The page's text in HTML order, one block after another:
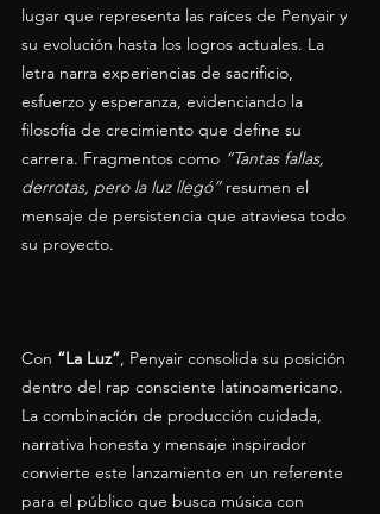
lugar que representa las raíces de Penyair y
su evolución hasta los logros actuales. La
letra narra experiencias de sacrificio,
esfuerzo y esperanza, evidenciando la
filosofía de crecimiento que define su
carrera. Fragmentos como “Tantas fallas,
derrotas, pero la luz llegó” resumen el
mensaje de persistencia que atraviesa todo
su proyecto.
Con “La Luz”, Penyair consolida su posición
dentro del rap consciente latinoamericano.
La combinación de producción cuidada,
narrativa honesta y mensaje inspirador
convierte este lanzamiento en un referente
para el público que busca música con